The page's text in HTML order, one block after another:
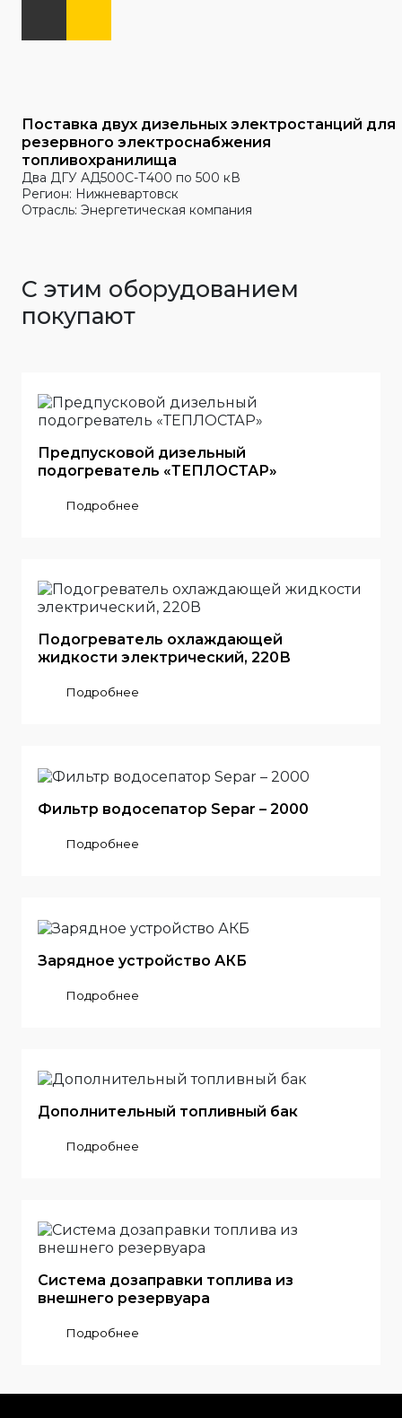
Поставка двух дизельных электростанций для
резервного электроснабжения
топливохранилища
Два ДГУ АД500С-Т400 по 500 кВ
Регион: Нижневартовск
Отрасль: Энергетическая компания
С этим оборудованием
покупают
Предпусковой дизельный
подогреватель «ТЕПЛОСТАР»
Подробнее
Подогреватель охлаждающей
жидкости электрический, 220В
Подробнее
Фильтр водосепатор Separ – 2000
Подробнее
Зарядное устройство АКБ
Подробнее
Дополнительный топливный бак
Подробнее
Система дозаправки топлива из
внешнего резервуара
Подробнее